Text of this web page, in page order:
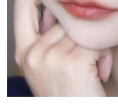
透明
ハロウィンカラコン
ケア用品